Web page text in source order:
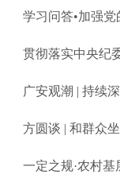
贯彻落实中央纪
广安观潮 | 持续
方圆谈 | 和群众